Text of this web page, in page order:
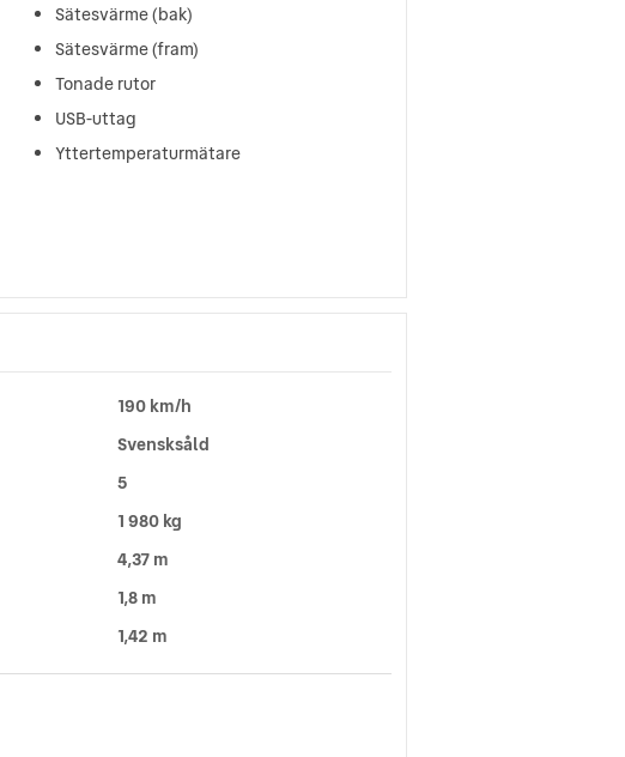
Sätesvärme (bak)
Sätesvärme (fram)
Tonade rutor
USB-uttag
Yttertemperaturmätare
190 km/h
Svensksåld
5
1 980 kg
4,37 m
1,8 m
1,42 m